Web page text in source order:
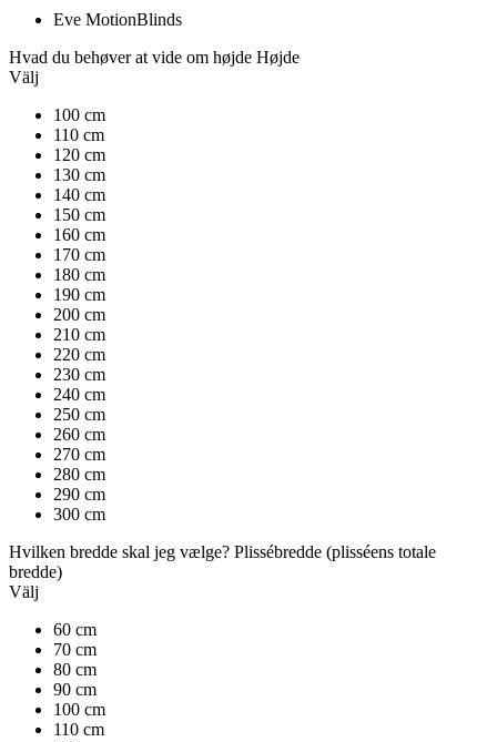
Eve MotionBlinds
Hvad du behøver at vide om højde Højde
Välj
100 cm
110 cm
120 cm
130 cm
140 cm
150 cm
160 cm
170 cm
180 cm
190 cm
200 cm
210 cm
220 cm
230 cm
240 cm
250 cm
260 cm
270 cm
280 cm
290 cm
300 cm
Hvilken bredde skal jeg vælge? Plissébredde (plisséens totale
bredde)
Välj
60 cm
70 cm
80 cm
90 cm
100 cm
110 cm